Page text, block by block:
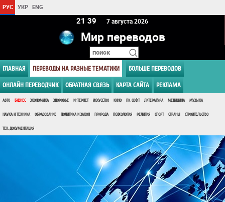
РУС УКР ENG
21:39 7 августа 2026
Мир переводов
ГЛАВНАЯ ПЕРЕВОДЫ НА РАЗНЫЕ ТЕМАТИКИ БОЛЬШЕ ПЕРЕВОДОВ
ОНЛАЙН ПЕРЕВОДЧИК ОБРАТНАЯ СВЯЗЬ КАРТА САЙТА РЕКЛАМА
АВТО БИЗНЕС ЭКОНОМИКА ЗДОРОВЬЕ ИНТЕРНЕТ ИСКУССТВО КИНО ПК, СОФТ ЛИТЕРАТУРА МЕДИЦИНА МУЗЫКА
НАУКА И ТЕХНИКА ОБРАЗОВАНИЕ ПОЛИТИКА И ЗАКОН ПРИРОДА ПСИХОЛОГИЯ РЕЛИГИЯ СПОРТ СТРАНЫ СТРОИТЕЛЬСТВО
ТЕХ. ДОКУМЕНТАЦИЯ